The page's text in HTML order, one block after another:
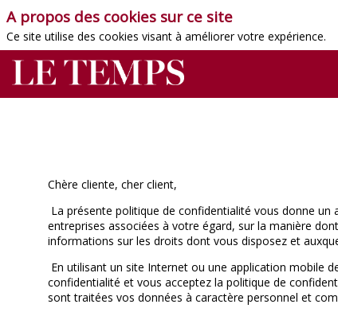
Chère cliente, cher client,
La présente politique de confidentialité vous donne un
entreprises associées à votre égard, sur la manière
informations sur les droits dont vous disposez et
En utilisant un site Internet ou une application mobile
confidentialité et vous acceptez la politique de
sont traitées vos données à caractère personnel et
A propos des cookies sur ce site
Ce site utilise des cookies visant à améliorer votre expérience.